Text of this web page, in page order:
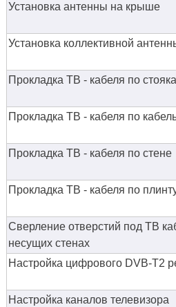
Установка антенны на крыше
Установка коллективной
Прокладка ТВ - кабеля по
Прокладка ТВ - кабеля по
Прокладка ТВ - кабеля по стене
Прокладка ТВ - кабеля по
Сверление отверстий под ТВ
несущих стенах
Настройка цифрового DVB-T2
Настройка каналов телевизора